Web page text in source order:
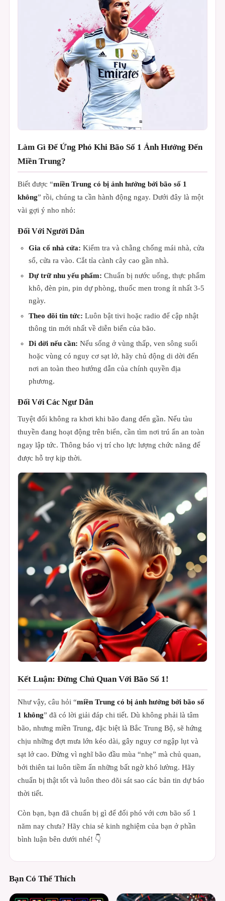
Làm Gì Để Ứng Phó Khi Bão Số 1 Ảnh Hưởng Đến
Miền Trung?
Biết được “miền Trung có bị ảnh hưởng bởi bão số 1
không” rồi, chúng ta cần hành động ngay. Dưới đây là một
vài gợi ý nho nhỏ:
Đối Với Người Dân
Gia cố nhà cửa: Kiểm tra và chằng chống mái nhà, cửa
sổ, cửa ra vào. Cắt tỉa cành cây cao gần nhà.
Dự trữ nhu yếu phẩm: Chuẩn bị nước uống, thực phẩm
khô, đèn pin, pin dự phòng, thuốc men trong ít nhất 3-5
ngày.
Theo dõi tin tức: Luôn bật tivi hoặc radio để cập nhật
thông tin mới nhất về diễn biến của bão.
Di dời nếu cần: Nếu sống ở vùng thấp, ven sông suối
hoặc vùng có nguy cơ sạt lở, hãy chủ động di dời đến
nơi an toàn theo hướng dẫn của chính quyền địa
phương.
Đối Với Các Ngư Dân
Tuyệt đối không ra khơi khi bão đang đến gần. Nếu tàu
thuyền đang hoạt động trên biển, cần tìm nơi trú ẩn an toàn
ngay lập tức. Thông báo vị trí cho lực lượng chức năng để
được hỗ trợ kịp thời.
Kết Luận: Đừng Chủ Quan Với Bão Số 1!
Như vậy, câu hỏi “miền Trung có bị ảnh hưởng bởi bão số
1 không” đã có lời giải đáp chi tiết. Dù không phải là tâm
bão, nhưng miền Trung, đặc biệt là Bắc Trung Bộ, sẽ hứng
chịu những đợt mưa lớn kéo dài, gây nguy cơ ngập lụt và
sạt lở cao. Đừng vì nghĩ bão đầu mùa “nhẹ” mà chủ quan,
bởi thiên tai luôn tiềm ẩn những bất ngờ khó lường. Hãy
chuẩn bị thật tốt và luôn theo dõi sát sao các bản tin dự báo
thời tiết.
Còn bạn, bạn đã chuẩn bị gì để đối phó với cơn bão số 1
năm nay chưa? Hãy chia sẻ kinh nghiệm của bạn ở phần
bình luận bên dưới nhé! 👇
Bạn Có Thể Thích